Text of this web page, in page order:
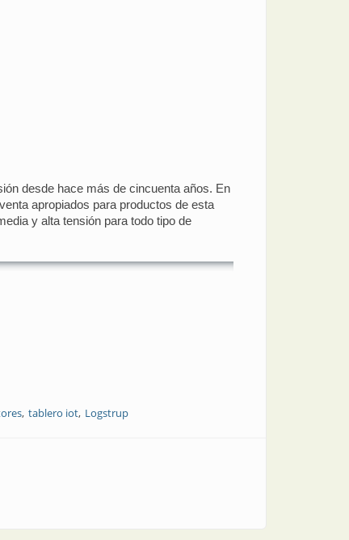
desde hace más de cincuenta años. En
apropiados para productos de esta
y alta tensión para todo tipo de
tablero iot Logstrup